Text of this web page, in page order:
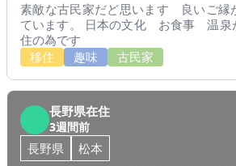
素敵な古民家だど思います 良いご縁
ています。 日本の文化 お食事 温
住の為です
移住
趣味 古民家
長野県在住
3週間前
長野県
松本